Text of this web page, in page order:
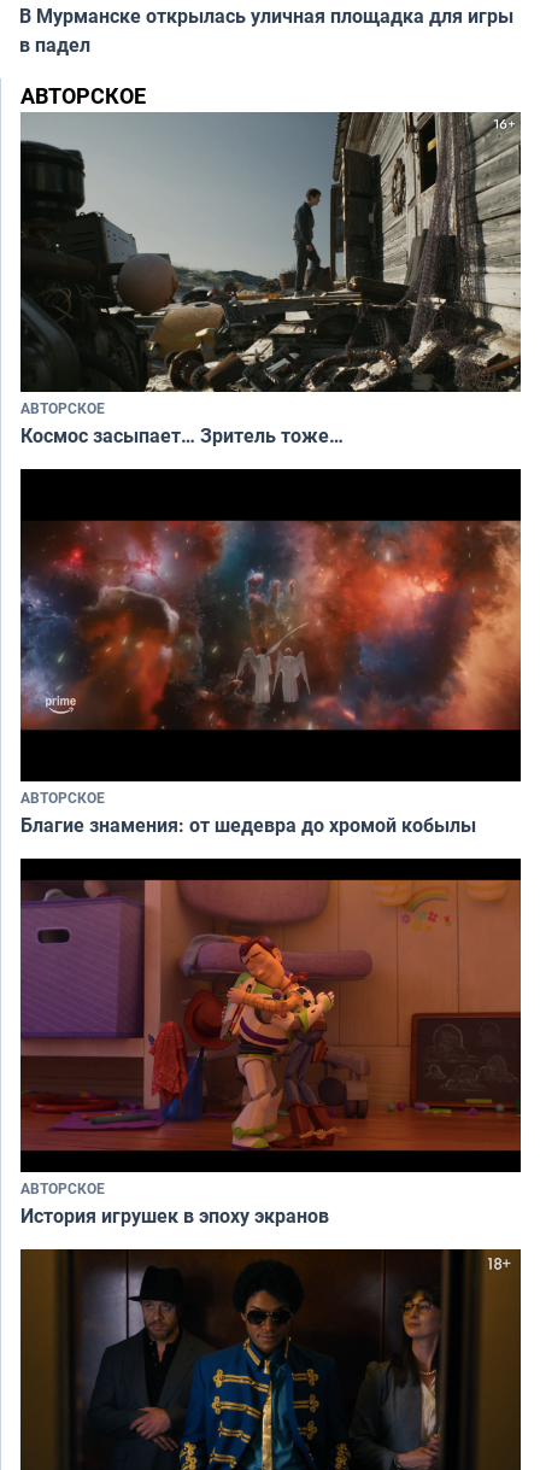
В Мурманске открылась уличная площадка для игры
в падел
АВТОРСКОЕ
АВТОРСКОЕ
Космос засыпает… Зритель тоже…
АВТОРСКОЕ
Благие знамения: от шедевра до хромой кобылы
АВТОРСКОЕ
История игрушек в эпоху экранов